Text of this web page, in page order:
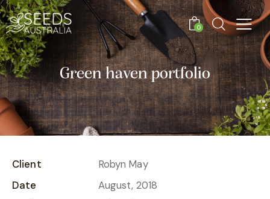
0
Green haven portfolio
Client
Robyn May
Date
August, 2018